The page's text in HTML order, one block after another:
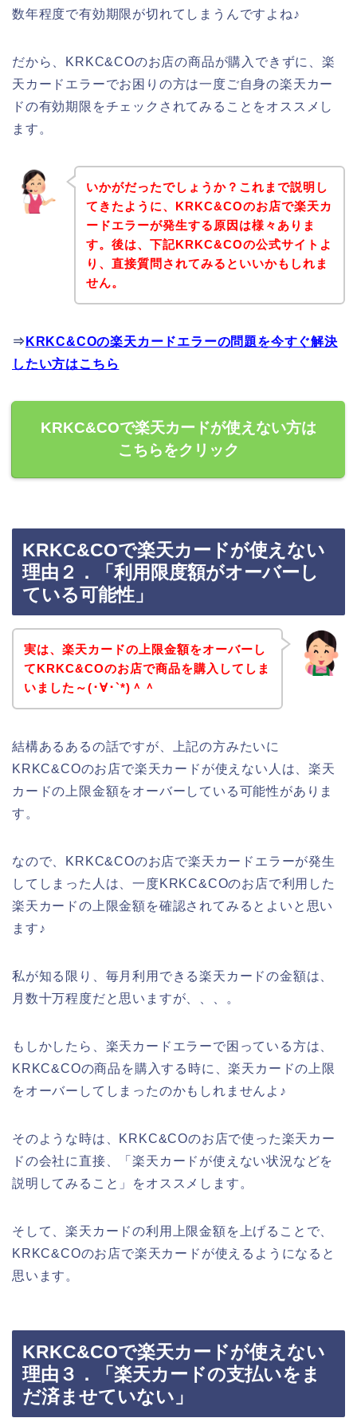
数年程度で有効期限が切れてしまうんですよね♪
だから、KRKC&COのお店の商品が購入できずに、楽
天カードエラーでお困りの方は一度ご自身の楽天カー
ドの有効期限をチェックされてみることをオススメし
ます。
いかがだったでしょうか？これまで説明し
てきたように、KRKC&COのお店で楽天カ
ードエラーが発生する原因は様々ありま
す。後は、下記KRKC&COの公式サイトよ
り、直接質問されてみるといいかもしれま
せん。
⇒ KRKC&COの楽天カードエラーの問題を今すぐ解決
したい方はこちら
KRKC&COで楽天カードが使えない方は
こちらをクリック
KRKC&COで楽天カードが使えない
理由２．「利用限度額がオーバーし
ている可能性」
実は、楽天カードの上限金額をオーバーし
てKRKC&COのお店で商品を購入してしま
いました～(･∀･`*)＾＾
結構あるあるの話ですが、上記の方みたいに
KRKC&COのお店で楽天カードが使えない人は、楽天
カードの上限金額をオーバーしている可能性がありま
す。
なので、KRKC&COのお店で楽天カードエラーが発生
してしまった人は、一度KRKC&COのお店で利用した
楽天カードの上限金額を確認されてみるとよいと思い
ます♪
私が知る限り、毎月利用できる楽天カードの金額は、
月数十万程度だと思いますが、、、。
もしかしたら、楽天カードエラーで困っている方は、
KRKC&COの商品を購入する時に、楽天カードの上限
をオーバーしてしまったのかもしれませんよ♪
そのような時は、KRKC&COのお店で使った楽天カー
ドの会社に直接、「楽天カードが使えない状況などを
説明してみること」をオススメします。
そして、楽天カードの利用上限金額を上げることで、
KRKC&COのお店で楽天カードが使えるようになると
思います。
KRKC&COで楽天カードが使えない
理由３．「楽天カードの支払いをま
だ済ませていない」